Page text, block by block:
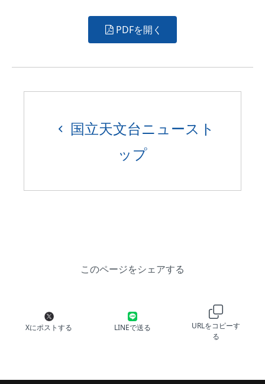
PDFを開く
国立天文台ニュースト
ップ
このページをシェアする
Xにポストする LINEで送る
URLをコピーす
る